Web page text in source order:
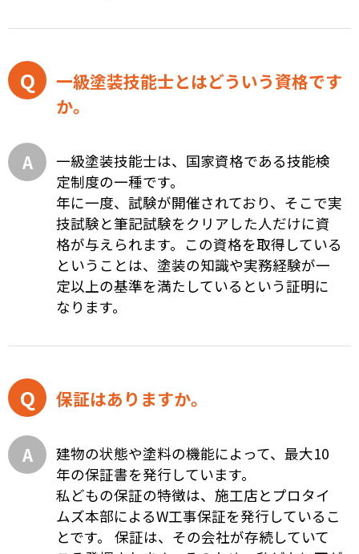
一級塗装技能士とはどういう資格です
か。
一級塗装技能士は、国家資格である技能検
定制度の一種です。
年に一度、試験が開催されており、そこで実
技試験と筆記試験をクリアした人だけに資
格が与えられます。この資格を取得している
ということは、塗装の知識や実務経験が一
定以上の基準を満たしているという証明に
なります。
保証はありますか。
建物の状態や塗料の機能によって、最大10
年の保証書を発行しています。
私どもの保証の特徴は、施工店とプロタイ
ムズ本部によるW工事保証を発行しているこ
とです。 保証は、その会社が存続していて